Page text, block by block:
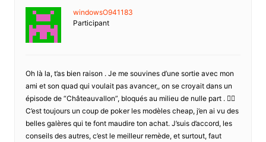
windowsO941183
Participant
Oh là la, t’as bien raison . Je me souvines d’une sortie avec mon
ami et son quad qui voulait pas avancer,, on se croyait dans un
épisode de “Châteauvallon”, bloqués au milieu de nulle part . 🤦‍♀️
C’est toujours un coup de poker les modèles cheap, j’en ai vu des
belles galères qui te font maudire ton achat. J’suis d’accord, les
conseils des autres, c’est le meilleur remède, et surtout, faut